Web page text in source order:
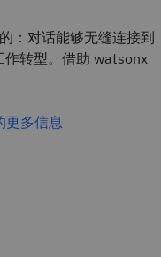
：对话能够无缝连接到
作转型。借助 watsonx
更多信息